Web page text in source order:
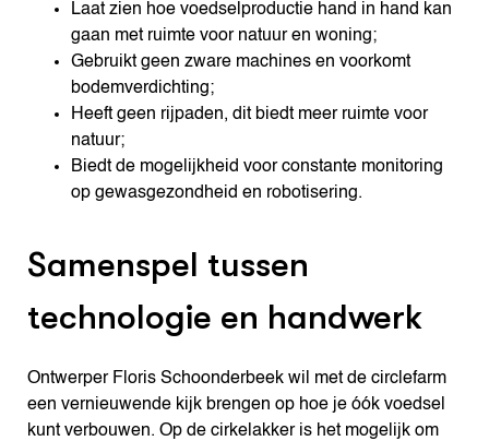
Laat zien hoe voedselproductie hand in hand kan
gaan met ruimte voor natuur en woning;
Gebruikt geen zware machines en voorkomt
bodemverdichting;
Heeft geen rijpaden, dit biedt meer ruimte voor
natuur;
Biedt de mogelijkheid voor constante monitoring
op gewasgezondheid en robotisering.
Samenspel tussen
technologie en handwerk
Ontwerper Floris Schoonderbeek wil met de circlefarm
een vernieuwende kijk brengen op hoe je óók voedsel
kunt verbouwen. Op de cirkelakker is het mogelijk om